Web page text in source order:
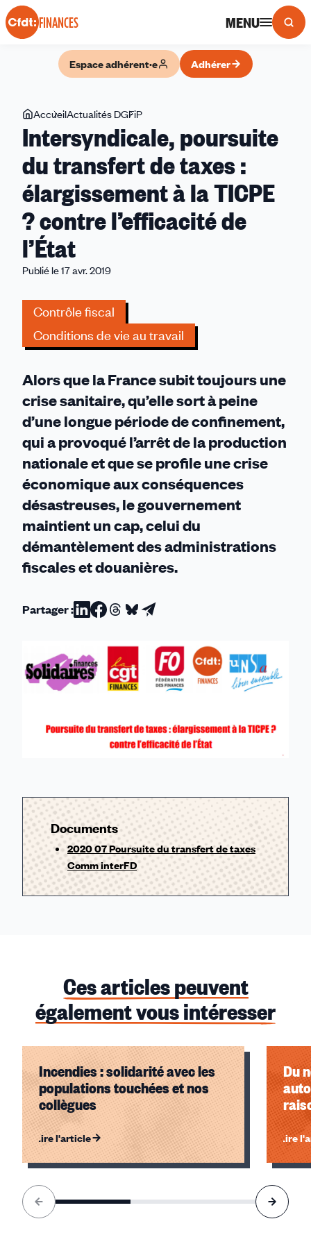
Panneau de gestion des cookies
FINANCES MENU
Espace adhérent·e Adhérer
Vous
êtes
ici
AccueilActualités DGFiP
poursuite
transfert
de
taxes
contre
l’efficacité
Intersyndicale, poursuite
du transfert de taxes :
élargissement à la TICPE
? contre l’efficacité de
l’État
Publié le 17 avr. 2019
Contrôle fiscal
Conditions de vie au travail
Alors que la France subit toujours une
crise sanitaire, qu’elle sort à peine
d’une longue période de confinement,
qui a provoqué l’arrêt de la production
nationale et que se profile une crise
économique aux conséquences
désastreuses, le gouvernement
maintient un cap, celui du
démantèlement des administrations
fiscales et douanières.
Partager :Partager
Linkedin
Partager
Facebook
Partager
Threads
Partager
Bluesky
Partager
email
Documents
2020 07 Poursuite du transfert de taxes
Comm interFD
Ces articles peuvent
également vous intéresser
Incendies : solidarité avec les
populations touchées et nos
collègues
Lire l'article
Du
Lire